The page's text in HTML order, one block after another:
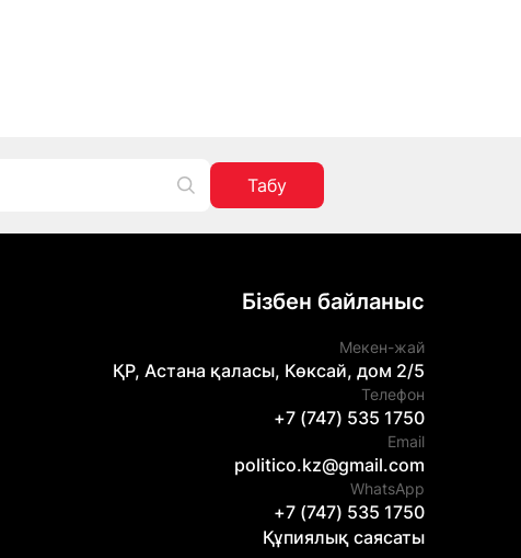
Табу
Бізбен байланыс
Мекен-жай
ҚР, Астана қаласы, Көксай, дом 2/5
Телефон
+7 (747) 535 1750
Email
politico.kz@gmail.com
WhatsApp
+7 (747) 535 1750
Құпиялық саясаты